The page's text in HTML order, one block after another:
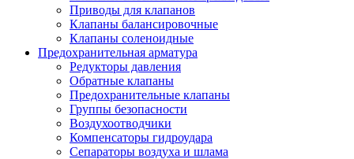
Приводы для клапанов
Клапаны балансировочные
Клапаны соленоидные
Предохранительная арматура
Редукторы давления
Обратные клапаны
Предохранительные клапаны
Группы безопасности
Воздухоотводчики
Компенсаторы гидроудара
Сепараторы воздуха и шлама